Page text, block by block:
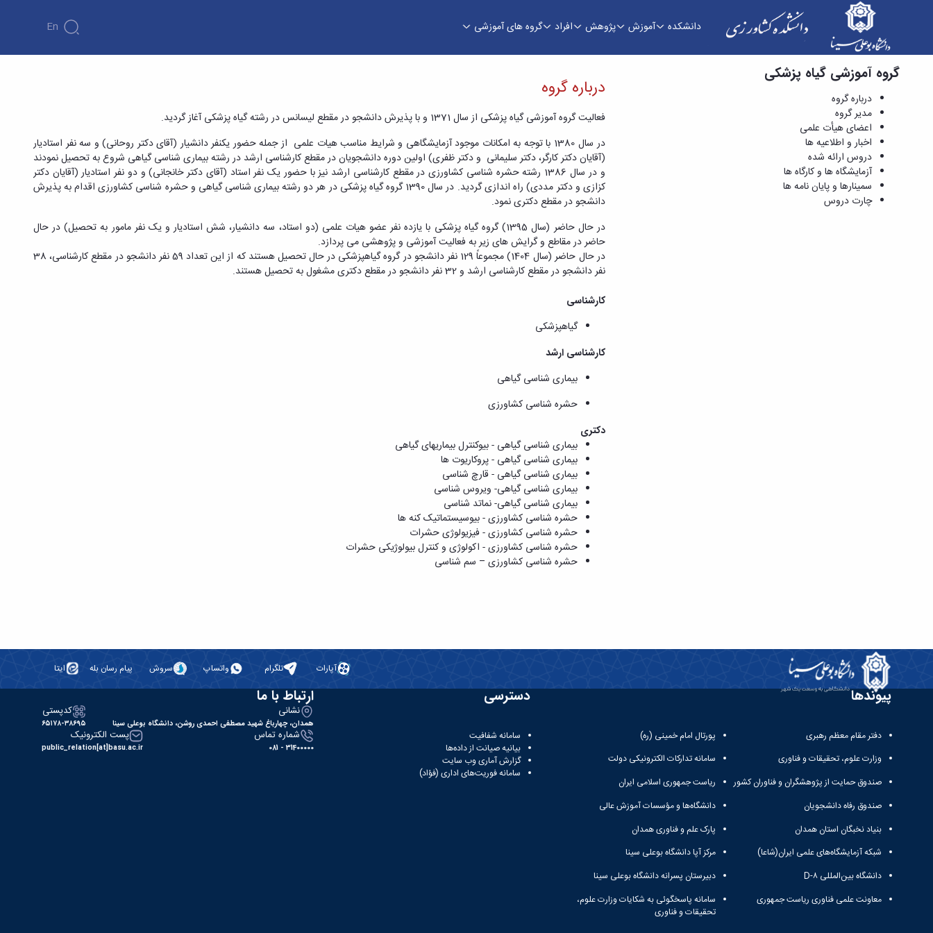
دانشکده آموزش پژوهش افراد گروه های آموزشی En
درباره گروه - دانشکده کشاورزی
گروه آموزشی گیاه پزشکی
درباره گروه
مدیر گروه
اعضای هیأت علمی
اخبار و اطلاعیه ها
دروس ارائه شده
آزمایشگاه ها و کارگاه ها
سمینارها و پایان نامه ها
چارت دروس
درباره گروه
فعالیت گروه آموزشی گیاه‏ پزشکی از سال 1371 و با پذیرش دانشجو در مقطع لیسانس در رشته گیاه ‏پزشکی آغاز گردید.
در سال 1380 با توجه به امکانات موجود آزمایشگاهی و شرایط مناسب هیات علمی از جمله حضور یکنفر دانشیار (آقای دکتر روحانی) و سه نفر استادیار
(آقایان دکتر کارگر، دکتر سلیمانی و دکتر ظفری) اولین دوره دانشجویان در مقطع کارشناسی ارشد در رشته بیماری شناسی گیاهی شروع به تحصیل نمودند
و در سال 1386 رشته حشره شناسی کشاورزی در مقطع کارشناسی ارشد نیز با حضور یک نفر استاد (آقای دکتر خانجانی) و دو نفر استادیار (آقایان دکتر
کزازی و دکتر مددی) راه اندازی گردید. در سال 1390 گروه گیاه‏ پزشکی در هر دو رشته بیماری شناسی گیاهی و حشره ‏شناسی کشاورزی اقدام به پذیرش
دانشجو در مقطع دکتری نمود.
در حال حاضر (سال 1395) گروه گیاه ‏پزشکی با یازده نفر عضو هیات علمی (دو استاد، سه دانشیار، شش استادیار و یک نفر مامور به تحصیل) در حال
حاضر در مقاطع و گرایش های زیر به فعالیت آموزشی و پژوهشی می پردازد.
در حال حاضر (سال 1404) مجموعاً 129 نفر دانشجو در گروه گیاهپزشکی در حال تحصیل هستند که از این تعداد 59 نفر دانشجو در مقطع کارشناسی، 38
نفر دانشجو در مقطع کارشناسی ارشد و 32 نفر دانشجو در مقطع دکتری مشغول به تحصیل هستند.
کارشناسی
گیاهپزشکی
کارشناسی ارشد
بیماری شناسی گیاهی
حشره شناسی کشاورزی
دکتری
بیماری‏ شناسی گیاهی - بیوکنترل بیماری‏های گیاهی
بیماری ‏شناسی گیاهی - پروکاریوت ها
بیماری‏ شناسی گیاهی - قارچ‏ شناسی
بیماری شناسی گیاهی- ویروس شناسی
بیماری شناسی گیاهی- نماتد شناسی
حشره‏ شناسی کشاورزی - بیوسیستماتیک کنه ‏ها
حشره ‏شناسی کشاورزی - فیزیولوژی حشرات
حشره ‏شناسی کشاورزی - اکولوژی و کنترل بیولوژیکی حشرات
حشره ‏شناسی کشاورزی – سم‏ شناسی
آپارات تلگرام واتساپ سروش پیام رسان بله ایتا
پیوندها
دفتر مقام معظم رهبری
وزارت علوم، تحقیقات و فناوری
صندوق حمایت از پژوهشگران و فناوران کشور
صندوق رفاه دانشجویان
بنیاد نخبگان استان همدان
شبکه آزمایشگاه‌های علمی ایران(شاعا)
دانشگاه بین‌المللی D-۸
معاونت علمی فناوری ریاست جمهوری
پورتال امام خمینی (ره)
سامانه تدارکات الکترونیکی دولت
ریاست جمهوری اسلامی ایران
دانشگاه‌ها و مؤسسات آموزش عالی
پارک علم و فناوری همدان
مرکز آپا دانشگاه بوعلی سینا
دبیرستان پسرانه دانشگاه بوعلی سینا
سامانه پاسخگوئی به شکایات وزارت علوم،
تحقیقات و فناوری
دسترسی
سامانه شفافیت
بیانیه صیانت از داده‌ها
گزارش آماری وب‌ سایت
سامانه فوریت‌های اداری (فؤاد)
ارتباط با ما
نشانی
همدان، چهارباغ شهید مصطفی احمدی روشن، دانشگاه بوعلی سینا
کدپستی
۶۵۱۷۸-۳۸۶۹۵
شماره تماس
31400000 - 081
پست الکترونیک
public_relation[at]basu.ac.ir